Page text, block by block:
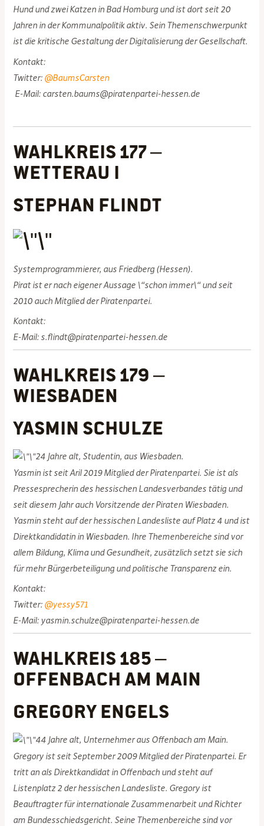
Hund und zwei Katzen in Bad Homburg und ist dort seit 20
Jahren in der Kommunalpolitik aktiv. Sein Themenschwerpunkt
ist die kritische Gestaltung der Digitalisierung der Gesellschaft.
Kontakt:
Twitter: @BaumsCarsten
E-Mail: carsten.baums@piratenpartei-hessen.de
Wahlkreis 177 –
Wetterau I
Stephan Flindt
Systemprogrammierer, aus Friedberg (Hessen).
Pirat ist er nach eigener Aussage \“schon immer\“ und seit
2010 auch Mitglied der Piratenpartei.
Kontakt:
E-Mail: s.flindt@piratenpartei-hessen.de
Wahlkreis 179 –
Wiesbaden
Yasmin Schulze
24 Jahre alt, Studentin, aus Wiesbaden.
Yasmin ist seit Aril 2019 Mitglied der Piratenpartei. Sie ist als
Pressesprecherin des hessischen Landesverbandes tätig und
seit diesem Jahr auch Vorsitzende der Piraten Wiesbaden.
Yasmin steht auf der hessischen Landesliste auf Platz 4 und ist
Direktkandidatin in Wiesbaden. Ihre Themenbereiche sind vor
allem Bildung, Klima und Gesundheit, zusätzlich setzt sie sich
für mehr Bürgerbeteiligung und politische Transparenz ein.
Kontakt:
Twitter: @yessy571
E-Mail: yasmin.schulze@piratenpartei-hessen.de
Wahlkreis 185 –
Offenbach am Main
Gregory Engels
44 Jahre alt, Unternehmer aus Offenbach am Main.
Gregory ist seit September 2009 Mitglied der Piratenpartei. Er
tritt an als Direktkandidat in Offenbach und steht auf
Listenplatz 2 der hessischen Landesliste. Gregory ist
Beauftragter für internationale Zusammenarbeit und Richter
am Bundesschiedsgericht. Seine Themenbereiche sind vor